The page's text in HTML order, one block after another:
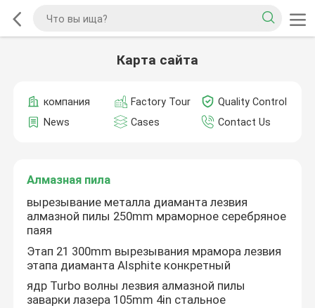
Карта сайта
компания Factory Tour
Quality Control
News
Cases Contact Us
Алмазная пила
вырезывание металла диаманта лезвия
алмазной пилы 250mm мраморное серебряное
паяя
Этап 21 300mm вырезывания мрамора лезвия
этапа диаманта Alsphite конкретный
ядр Turbo волны лезвия алмазной пилы
заварки лазера 105mm 4in стальное